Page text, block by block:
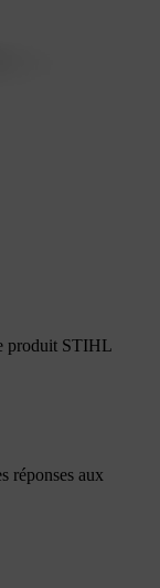
produit STIHL
réponses aux